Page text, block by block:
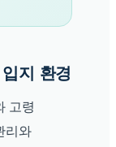
지 환경
고령
리와